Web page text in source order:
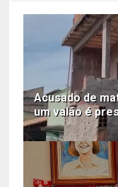
Acusado de
um valão é